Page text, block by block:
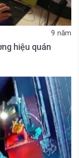
9 năm
hiệu quán